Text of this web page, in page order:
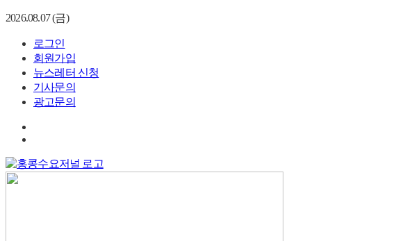
2026.08.07 (금)
로그인
회원가입
뉴스레터 신청
기사문의
광고문의